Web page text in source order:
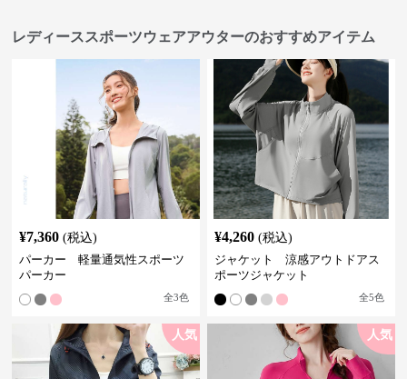
レディーススポーツウェアアウターのおすすめアイテム
¥7,360 (税込)
パーカー 軽量通気性スポーツ
パーカー
全3色
¥4,260 (税込)
ジャケット 涼感アウトドアス
ポーツジャケット
全5色
人気 人気